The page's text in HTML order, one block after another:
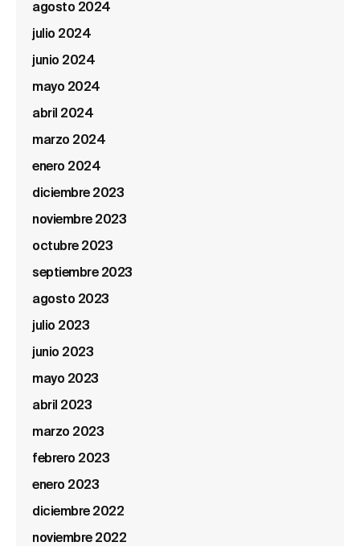
agosto 2024
julio 2024
junio 2024
mayo 2024
abril 2024
marzo 2024
enero 2024
diciembre 2023
noviembre 2023
octubre 2023
septiembre 2023
agosto 2023
julio 2023
junio 2023
mayo 2023
abril 2023
marzo 2023
febrero 2023
enero 2023
diciembre 2022
noviembre 2022